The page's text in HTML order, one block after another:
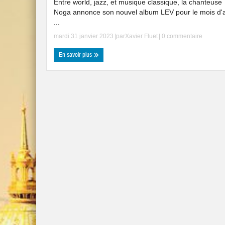
Entre world, jazz, et musique classique, la chanteuse
Noga annonce son nouvel album LEV pour le mois
mardi 31 janvier 2023 |parXavier Fluet 0 commentaire
En savoir plus